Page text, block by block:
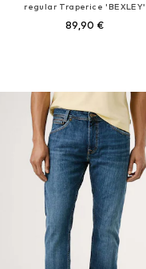
regular Traperice 'BEXLEY'
89,90 €